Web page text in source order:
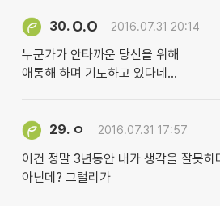
30. O.O 2016.07.31 20:14
누군가가 안타까운 당신을 위해
애통해 하며 기도하고 있다네...
29. ㅇ 2016.07.31 17:57
이건 정말 3년동안 내가 생각을 잘못
아닌데? 그럴리가